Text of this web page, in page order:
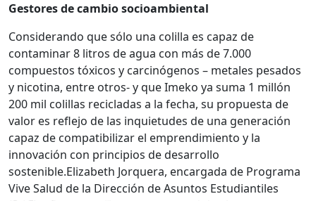
Gestores de cambio socioambiental
Considerando que sólo una colilla es capaz de
contaminar 8 litros de agua con más de 7.000
compuestos tóxicos y carcinógenos – metales pesados
y nicotina, entre otros- y que Imeko ya suma 1 millón
200 mil colillas recicladas a la fecha, su propuesta de
valor es reflejo de las inquietudes de una generación
capaz de compatibilizar el emprendimiento y la
innovación con principios de desarrollo
sostenible.Elizabeth Jorquera, encargada de Programa
Vive Salud de la Dirección de Asuntos Estudiantiles